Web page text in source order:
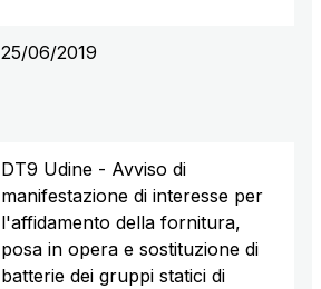
Tirrenica p.A.
in 2028
S.p.A.
in 2037
25/06/2019
DT9 Udine - Avviso di
manifestazione di interesse per
l'affidamento della fornitura,
posa in opera e sostituzione di
batterie dei gruppi statici di